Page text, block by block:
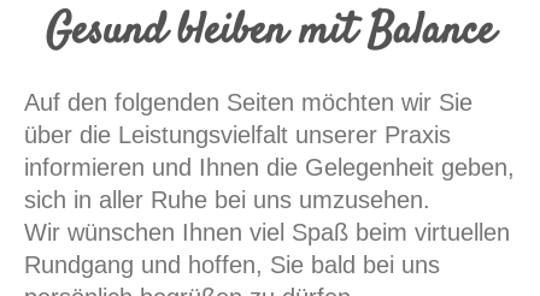
Gesund bleiben mit Balance
Auf den folgenden Seiten möchten wir Sie
über die Leistungsvielfalt unserer Praxis
informieren und Ihnen die Gelegenheit geben,
sich in aller Ruhe bei uns umzusehen.
Wir wünschen Ihnen viel Spaß beim virtuellen
Rundgang und hoffen, Sie bald bei uns